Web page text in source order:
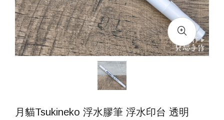
月貓Tsukineko 浮水膠筆 浮水印台 透明